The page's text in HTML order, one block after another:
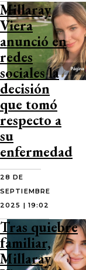
Millaray
Viera
anunció en
redes
sociales la
decisión
que tomó
respecto a
su
enfermedad
28 DE
SEPTIEMBRE
2025 | 19:02
Tras quiebre
familiar,
Millaray